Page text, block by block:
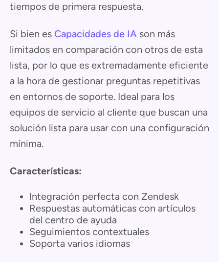
tiempos de primera respuesta.
Si bien es Capacidades de IA son más
limitados en comparación con otros de esta
lista, por lo que es extremadamente eficiente
a la hora de gestionar preguntas repetitivas
en entornos de soporte. Ideal para los
equipos de servicio al cliente que buscan una
solución lista para usar con una configuración
mínima.
Características:
Integración perfecta con Zendesk
Respuestas automáticas con artículos
del centro de ayuda
Seguimientos contextuales
Soporta varios idiomas